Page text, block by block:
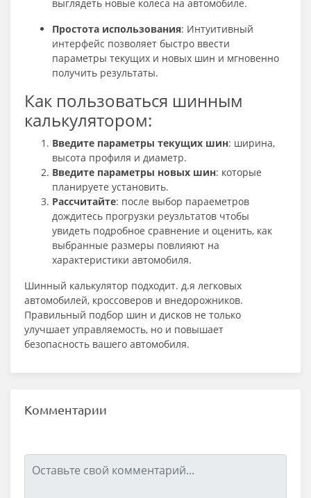
выглядеть новые колеса на автомобиле.
Простота использования: Интуитивный
интерфейс позволяет быстро ввести
параметры текущих и новых шин и мгновенно
получить результаты.
Как пользоваться шинным
калькулятором:
Введите параметры текущих шин: ширина,
высота профиля и диаметр.
Введите параметры новых шин: которые
планируете установить.
Рассчитайте: после выбор параеметров
дождитесь прогрузки реузльтатов чтобы
увидеть подробное сравнение и оценить, как
выбранные размеры повлияют на
характеристики автомобиля.
Шинный калькулятор подходит. д.я легковых
автомобилей, кроссоверов и внедорожников.
Правильный подбор шин и дисков не только
улучшает управляемость, но и повышает
безопасность вашего автомобиля.
Комментарии